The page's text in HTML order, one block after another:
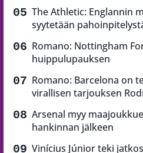
The Athletic: Englannin
syytetään
Romano: Nottingham
huippulupauksen
Romano: Barcelona on
virallisen tarjouksen
Arsenal myy
hankinnan jälkeen
Vinícius Júnior teki